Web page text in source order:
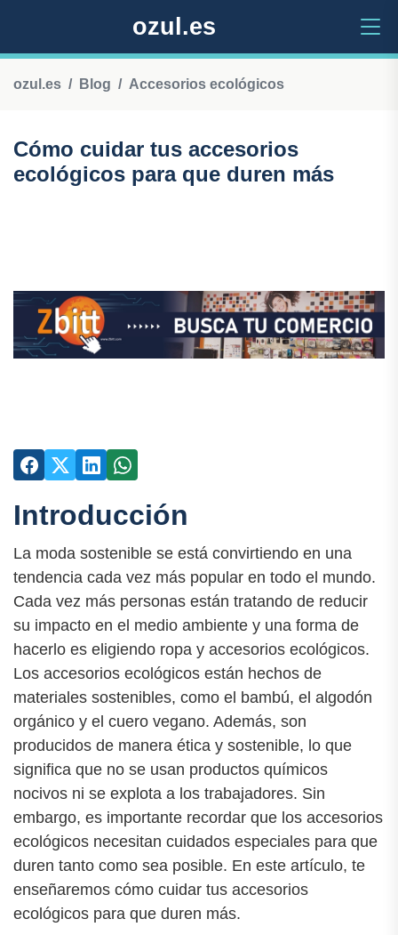
ozul.es
ozul.es Blog Accesorios ecológicos
Cómo cuidar tus accesorios
ecológicos para que duren más
Introducción
La moda sostenible se está convirtiendo en una
tendencia cada vez más popular en todo el mundo.
Cada vez más personas están tratando de reducir
su impacto en el medio ambiente y una forma de
hacerlo es eligiendo ropa y accesorios ecológicos.
Los accesorios ecológicos están hechos de
materiales sostenibles, como el bambú, el algodón
orgánico y el cuero vegano. Además, son
producidos de manera ética y sostenible, lo que
significa que no se usan productos químicos
nocivos ni se explota a los trabajadores. Sin
embargo, es importante recordar que los accesorios
ecológicos necesitan cuidados especiales para que
duren tanto como sea posible. En este artículo, te
enseñaremos cómo cuidar tus accesorios
ecológicos para que duren más.